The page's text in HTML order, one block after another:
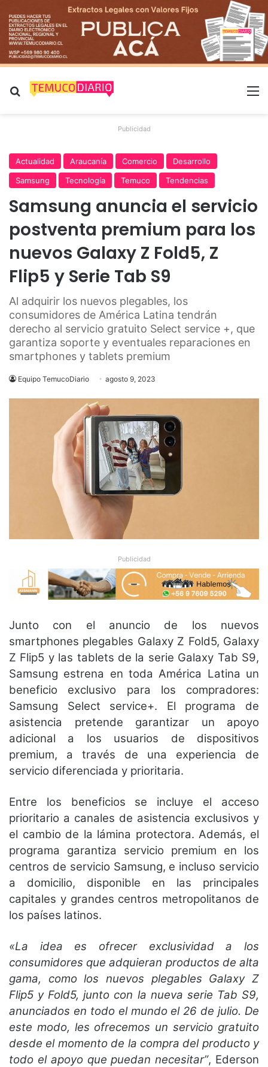
Buscar por
Publicidad
Actualidad Araucanía Comercio
Desarrollo
Samsung
Tecnología Temuco Tendencias
Samsung anuncia el servicio
postventa premium para los
nuevos Galaxy Z Fold5, Z
Flip5 y Serie Tab S9
Al adquirir los nuevos plegables, los
consumidores de América Latina tendrán
derecho al servicio gratuito Select service +, que
garantiza soporte y eventuales reparaciones en
smartphones y tablets premium
Equipo TemucoDiario agosto 9, 2023
Publicidad
Junto con el anuncio de los nuevos
smartphones plegables Galaxy Z Fold5, Galaxy
Z Flip5 y las tablets de la serie Galaxy Tab S9,
Samsung estrena en toda América Latina un
beneficio exclusivo para los compradores:
Samsung Select service+. El programa de
asistencia pretende garantizar un apoyo
adicional a los usuarios de dispositivos
premium, a través de una experiencia de
servicio diferenciada y prioritaria.
Entre los beneficios se incluye el acceso
prioritario a canales de asistencia exclusivos y
el cambio de la lámina protectora. Además, el
programa garantiza servicio premium en los
centros de servicio Samsung, e incluso servicio
a domicilio, disponible en las principales
capitales y grandes centros metropolitanos de
los países latinos.
«La idea es ofrecer exclusividad a los
consumidores que adquieran productos de alta
gama, como los nuevos plegables Galaxy Z
Flip5 y Fold5, junto con la nueva serie Tab S9,
anunciados en todo el mundo el 26 de julio. De
este modo, les ofrecemos un servicio gratuito
desde el momento de la compra del producto y
todo el apoyo que puedan necesitar”, Ederson